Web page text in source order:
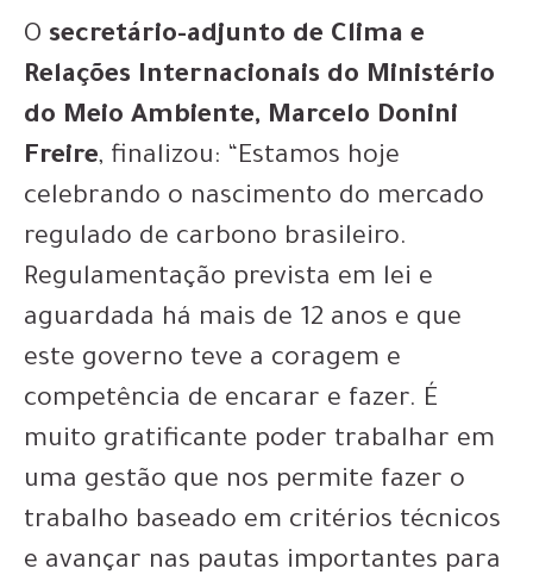
O secretário-adjunto de Clima e
Relações Internacionais do Ministério
do Meio Ambiente, Marcelo Donini
Freire, finalizou: “Estamos hoje
celebrando o nascimento do mercado
regulado de carbono brasileiro.
Regulamentação prevista em lei e
aguardada há mais de 12 anos e que
este governo teve a coragem e
competência de encarar e fazer. É
muito gratificante poder trabalhar em
uma gestão que nos permite fazer o
trabalho baseado em critérios técnicos
e avançar nas pautas importantes para